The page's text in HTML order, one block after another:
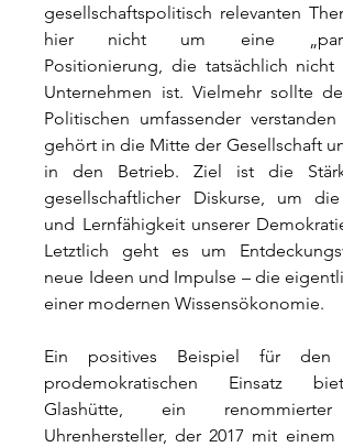
gesellschaftspolitisch relevanten
hier nicht um eine
Positionierung, die tatsächlich
Unternehmen ist. Vielmehr sollte
Politischen umfassender
gehört in die Mitte der Gesellschaft
in den Betrieb. Ziel ist die
gesellschaftlicher Diskurse, um
und Lernfähigkeit unserer
Letztlich geht es um
neue Ideen und Impulse – die
einer modernen Wissensökonomie.
Ein positives Beispiel für den
prodemokratischen Einsatz
Glashütte, ein
Uhrenhersteller, der 2017 mit